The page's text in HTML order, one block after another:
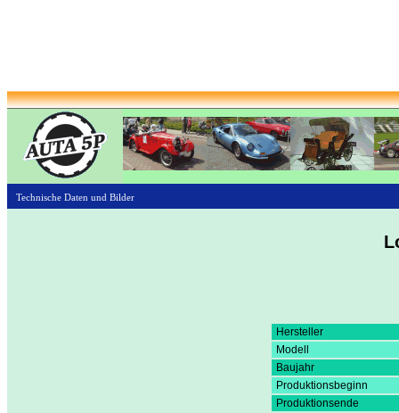
Technische Daten und Bilder
Hersteller
Modell
Baujahr
Produktionsbeginn
Produktionsende